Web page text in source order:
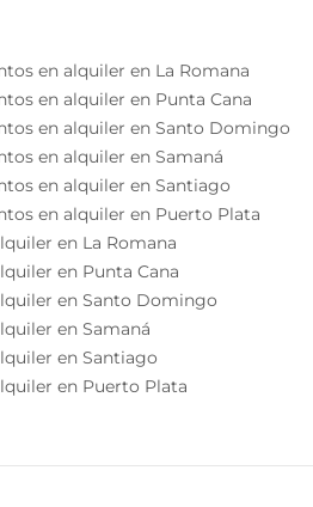
en alquiler en La Romana
en alquiler en Punta Cana
en alquiler en Santo Domingo
en alquiler en Samaná
en alquiler en Santiago
en alquiler en Puerto Plata
en La Romana
en Punta Cana
en Santo Domingo
en Samaná
en Santiago
en Puerto Plata